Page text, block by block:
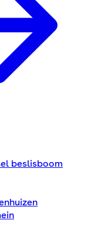
beslisboom